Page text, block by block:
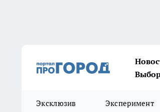
Эксклюзив Эксперимент